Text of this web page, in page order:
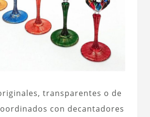
transparentes o de
con decantadores